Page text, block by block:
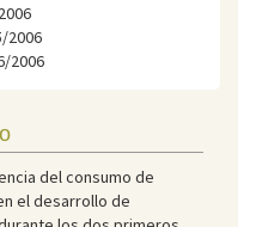
2006
2006
del consumo de
el desarrollo de